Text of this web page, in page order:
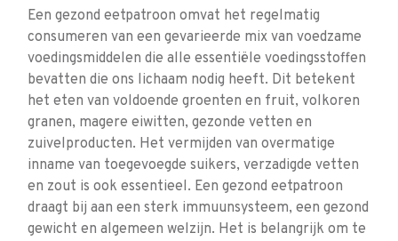
Een gezond eetpatroon omvat het regelmatig
consumeren van een gevarieerde mix van voedzame
voedingsmiddelen die alle essentiële voedingsstoffen
bevatten die ons lichaam nodig heeft. Dit betekent
het eten van voldoende groenten en fruit, volkoren
granen, magere eiwitten, gezonde vetten en
zuivelproducten. Het vermijden van overmatige
inname van toegevoegde suikers, verzadigde vetten
en zout is ook essentieel. Een gezond eetpatroon
draagt bij aan een sterk immuunsysteem, een gezond
gewicht en algemeen welzijn. Het is belangrijk om te